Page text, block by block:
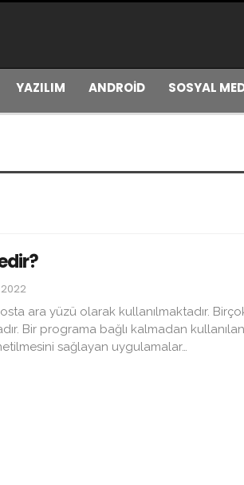
YAZILIM ANDROİD SOSYAL
ara yüzü olarak kullanılmaktadır.
Bir programa bağlı kalmadan
sağlayan uygulamalar…